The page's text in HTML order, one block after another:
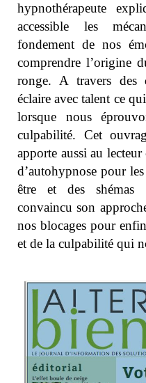
hypnothérapeute
accessible les
fondement de nos
comprendre l’origine
ronge. A travers des
éclaire avec talent ce
lorsque nous
culpabilité. Cet
apporte aussi au
d’autohypnose pour
être et des shémas
convaincu son
nos blocages pour
et de la culpabilité qui